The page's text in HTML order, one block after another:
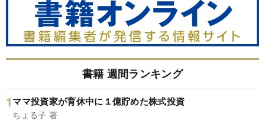
書籍 週間ランキング
ママ投資家が育休中に１億貯めた株式投資
ちょる子 著